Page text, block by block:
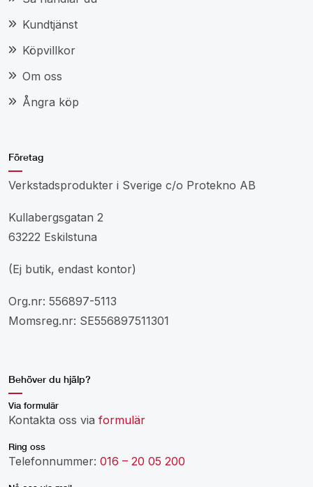
Kundtjänst
Köpvillkor
Om oss
Ångra köp
Företag
Verkstadsprodukter i Sverige c/o Protekno AB
Kullabergsgatan 2
63222 Eskilstuna
(Ej butik, endast kontor)
Org.nr: 556897-5113
Momsreg.nr: SE556897511301
Behöver du hjälp?
Via formulär
Kontakta oss via formulär
Ring oss
Telefonnummer: 016 – 20 05 200